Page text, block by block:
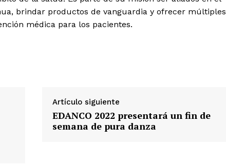
brindar productos de vanguardia y ofrecer múltiples
médica para los pacientes.
Artículo siguiente
EDANCO 2022 presentará un fin de
semana de pura danza